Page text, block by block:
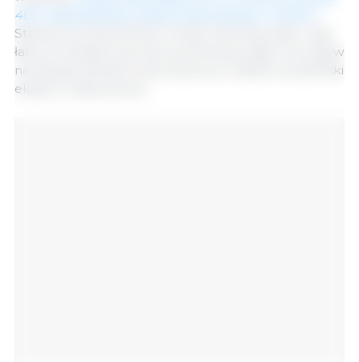
40% całej populacji stada hodowlanego w Estonii
Stawia to producentów trzody chlewnej, pasz i cały
łańcuch dostaw żywności pod silną presją i ma wpływ
na bezpieczeństwo żywnościowe, a także na estoński
eksport wieprzowiny.